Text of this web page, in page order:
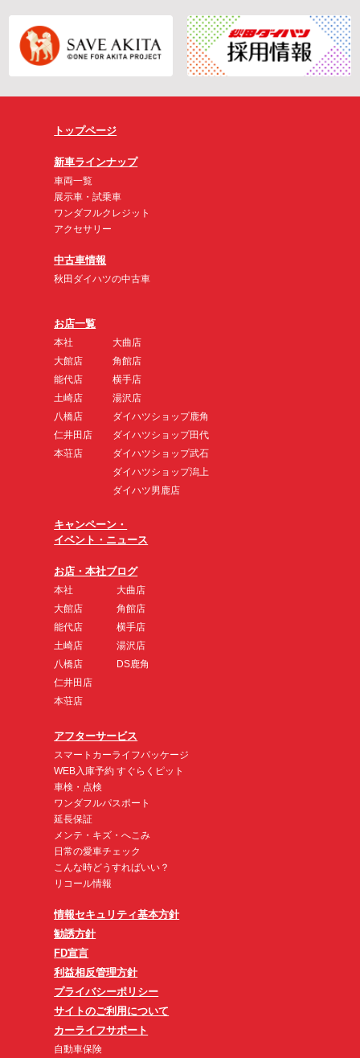
トップページ
新車ラインナップ
車両一覧
展示車・試乗車
ワンダフルクレジット
アクセサリー
中古車情報
秋田ダイハツの中古車
お店一覧
本社
大館店
能代店
土崎店
八橋店
仁井田店
本荘店
大曲店
角館店
横手店
湯沢店
ダイハツショップ鹿角
ダイハツショップ田代
ダイハツショップ武石
ダイハツショップ潟上
ダイハツ男鹿店
キャンペーン・
イベント・ニュース
お店・本社ブログ
本社
大館店
能代店
土崎店
八橋店
仁井田店
本荘店
大曲店
角館店
横手店
湯沢店
DS鹿角
アフターサービス
スマートカーライフパッケージ
WEB入庫予約 すぐらくピット
車検・点検
ワンダフルパスポート
延長保証
メンテ・キズ・へこみ
日常の愛車チェック
こんな時どうすればいい？
リコール情報
情報セキュリティ基本方針
勧誘方針
FD宣言
利益相反管理方針
プライバシーポリシー
サイトのご利用について
カーライフサポート
自動車保険